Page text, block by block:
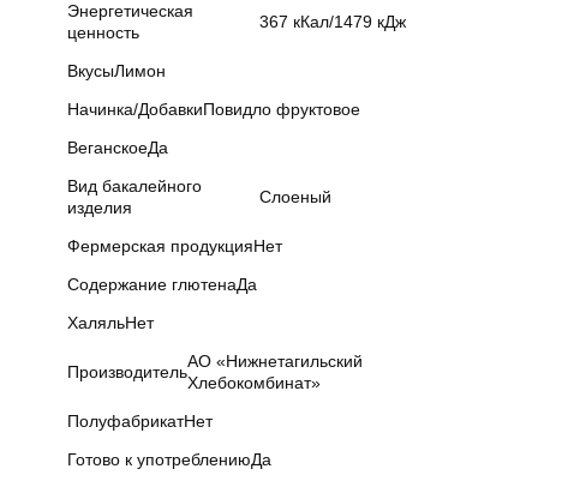
Энергетическая
ценность
367 кКал/1479 кДж
ВкусыЛимон
Начинка/ДобавкиПовидло фруктовое
ВеганскоеДа
Вид бакалейного
изделия
Слоеный
Фермерская продукцияНет
Содержание глютенаДа
ХаляльНет
Производитель
АО «Нижнетагильский
Хлебокомбинат»
ПолуфабрикатНет
Готово к употреблениюДа